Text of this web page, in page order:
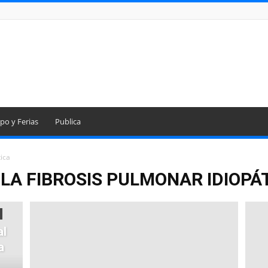
y Ferias Publica
FIBROSIS PULMONAR